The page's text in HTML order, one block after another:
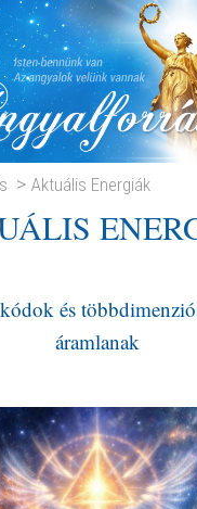
Aktuális Energiák
és
áramlanak